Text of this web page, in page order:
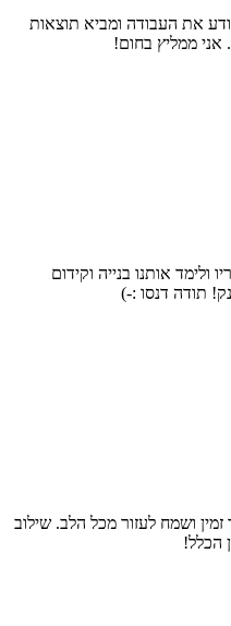
את העבודה ומביא תוצאות
אני ממליץ בחום!
ולימד אותנו בנייה וקידום
תודה דנסו :-)
ושמח לעזור מכל הלב. שילוב
הכלל!